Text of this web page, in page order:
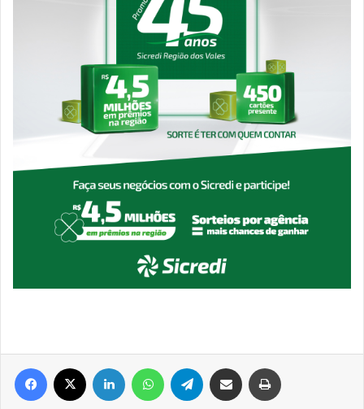
Facebook Linkedin WhatsAppTelegram Compartilhar via e-mail